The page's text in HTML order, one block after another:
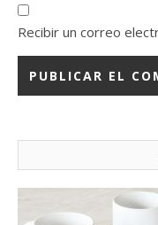
Recibir un correo